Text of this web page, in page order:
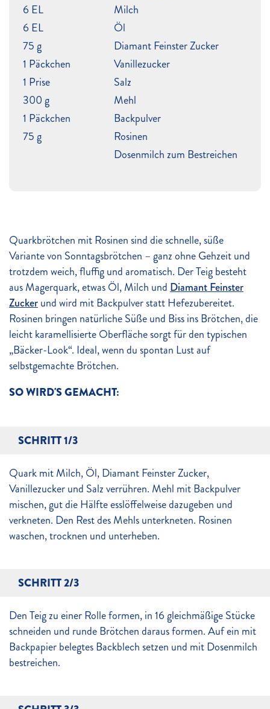
Quarkbrötchen mit Rosinen sind die schnelle, süße
Variante von Sonntagsbrötchen – ganz ohne Gehzeit und
trotzdem weich, fluffig und aromatisch. Der Teig besteht
aus Magerquark, etwas Öl, Milch und Diamant Feinster
Zuckerund wird mit Backpulver statt Hefezubereitet.
Rosinen bringen natürliche Süße und Biss ins Brötchen, die
leicht karamellisierte Oberfläche sorgt für den typischen
„Bäcker-Look“. Ideal, wenn du spontan Lust auf
selbstgemachte Brötchen.
SO WIRD'S GEMACHT:
SCHRITT 1/3
Quark mit Milch, Öl, Diamant Feinster Zucker,
Vanillezucker und Salz verrühren. Mehl mit Backpulver
mischen, gut die Hälfte esslöffelweise dazugeben und
verkneten. Den Rest des Mehls unterkneten. Rosinen
waschen, trocknen und unterheben.
SCHRITT 2/3
Den Teig zu einer Rolle formen, in 16 gleichmäßige Stücke
schneiden und runde Brötchen daraus formen. Auf ein mit
Backpapier belegtes Backblech setzen und mit Dosenmilch
bestreichen.
6 EL
Milch
6 EL
Öl
75 g
Diamant Feinster Zucker
1 Päckchen
Vanillezucker
1 Prise
Salz
300 g
Mehl
1 Päckchen
Backpulver
75 g
Rosinen
Dosenmilch zum Bestreichen